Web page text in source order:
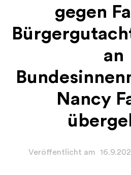
gegen
an
Nancy
Veröffentlicht am